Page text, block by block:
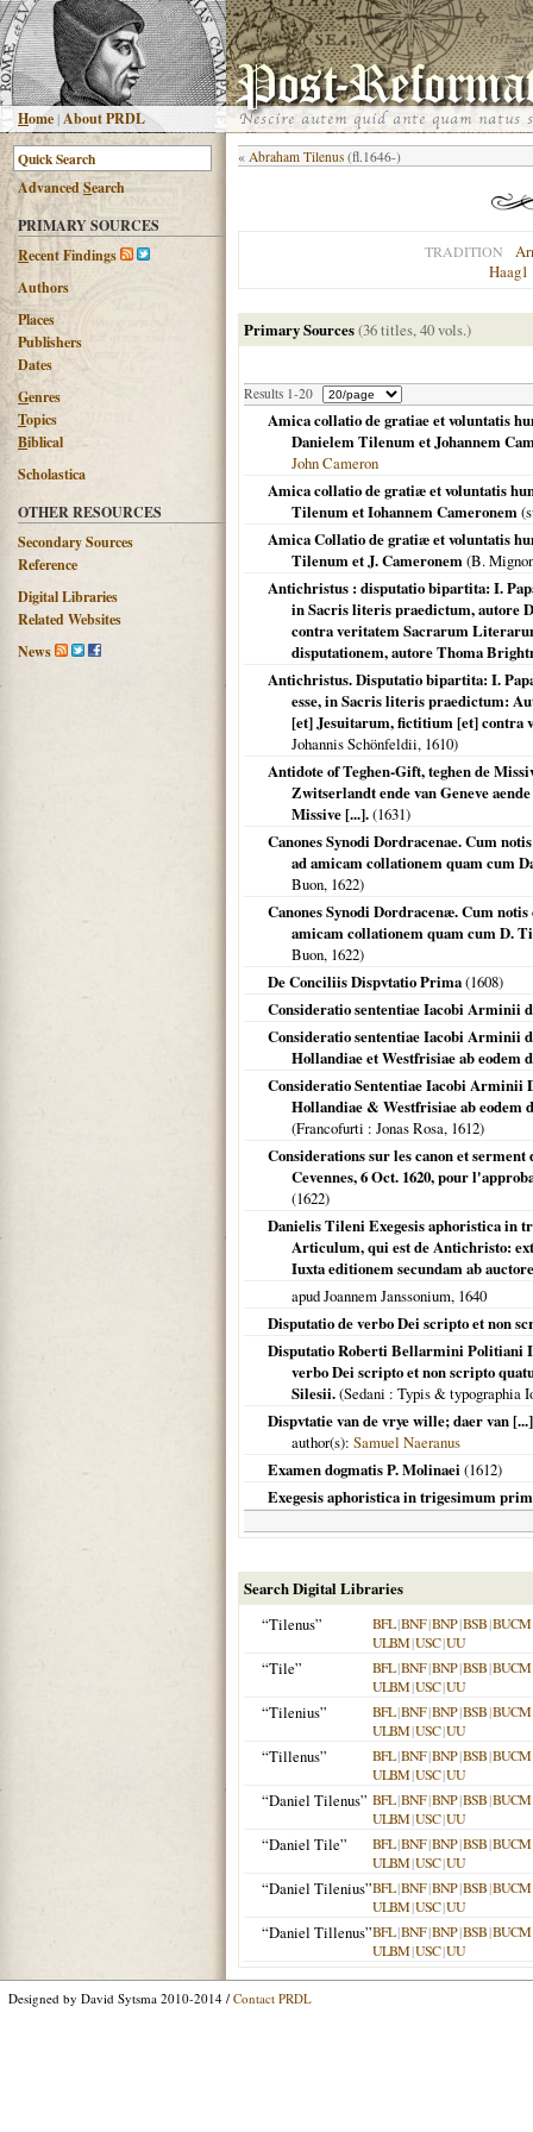
Home |About PRDL
AdvancedSearch
PRIMARY SOURCES
Recent Findings
Authors
Places
Publishers
Dates
Genres
Topics
Biblical
Scholastica
OTHER RESOURCES
Secondary Sources
Reference
Digital Libraries
Related Websites
News
« Abraham Tilenus (fl.1646-)
TRADITION
Haag1
Primary Sources(36 titles, 40 vols.)
Results 1-20
Amica collatio de gratiae et voluntatis
Danielem Tilenum et Johannem
John Cameron
Amica collatio de gratiæ et voluntatis
Tilenum et Iohannem Cameronem
Amica Collatio de gratiæ et voluntatis
Tilenum et J. Cameronem(B.
Antichristus : disputatio bipartita: I.
in Sacris literis praedictum,
contra veritatem Sacrarum
disputationem, autore Thoma
Antichristus. Disputatio bipartita: I.
esse, in Sacris literis praedictum:
[et] Jesuitarum, fictitium [et] contra
Johannis Schönfeldii, 1610)
Antidote of Teghen-Gift, teghen de
Zwitserlandt ende van Geneve
Missive [...].(1631)
Canones Synodi Dordracenae. Cum
ad amicam collationem quam cum
Buon, 1622)
Canones Synodi Dordracenæ. Cum
amicam collationem quam cum D.
Buon, 1622)
De Conciliis Dispvtatio Prima(1608)
Consideratio sententiae Iacobi Arminii
Consideratio sententiae Iacobi Arminii
Hollandiae et Westfrisiae ab eodem
Consideratio Sententiae Iacobi
Hollandiae & Westfrisiae ab eodem
(Francofurti : Jonas Rosa, 1612)
Considerations sur les canon et
Cevennes, 6 Oct. 1620, pour
(1622)
Danielis Tileni Exegesis aphoristica in
Articulum, qui est de Antichristo:
Iuxta editionem secundam ab
apud Joannem Janssonium, 1640
Disputatio de verbo Dei scripto et non
Disputatio Roberti Bellarmini Politiani
verbo Dei scripto et non scripto
Silesii.(Sedani : Typis & typographia
Dispvtatie van de vrye wille; daer van
author(s): Samuel Naeranus
Examen dogmatis P. Molinaei (1612)
Exegesis aphoristica in trigesimum
Search Digital Libraries
“Tilenus”
BFL|BNF|BNP|BSB|BUCM
ULBM|USC|UU
“Tile” BFL|BNF|BNP|BSB|BUCM
ULBM|USC|UU
“Tilenius” BFL|BNF|BNP|BSB|BUCM
ULBM|USC|UU
“Tillenus” BFL|BNF|BNP|BSB|BUCM
ULBM|USC|UU
“Daniel Tilenus” BFL|BNF|BNP|BSB|BUCM
ULBM|USC|UU
“Daniel Tile” BFL|BNF|BNP|BSB|BUCM
ULBM|USC|UU
“Daniel Tilenius”BFL|BNF|BNP|BSB|BUCM
ULBM|USC|UU
“Daniel Tillenus”BFL|BNF|BNP|BSB|BUCM
ULBM|USC|UU
Designed by David Sytsma 2010-2014 / Contact PRDL